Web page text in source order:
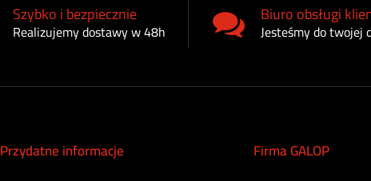
Szybko i bezpiecznie
Realizujemy dostawy w 48h
Biuro obsługi
Jesteśmy do twojej
Przydatne informacje Firma GALOP